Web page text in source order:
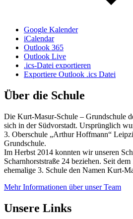
Google Kalender
iCalendar
Outlook 365
Outlook Live
.ics-Datei exportieren
Exportiere Outlook .ics Datei
Über die Schule
Die Kurt-Masur-Schule – Grundschule
sich in der Südvorstadt. Ursprünglich
3. Oberschule „Arthur Hoffmann“
Grundschule.
Im Herbst 2014 konnten wir unseren
Scharnhorststraße 24 beziehen. Seit
ehemalige 3. Schule den Namen Kurt-
Mehr Informationen über unser Team
Unsere Links